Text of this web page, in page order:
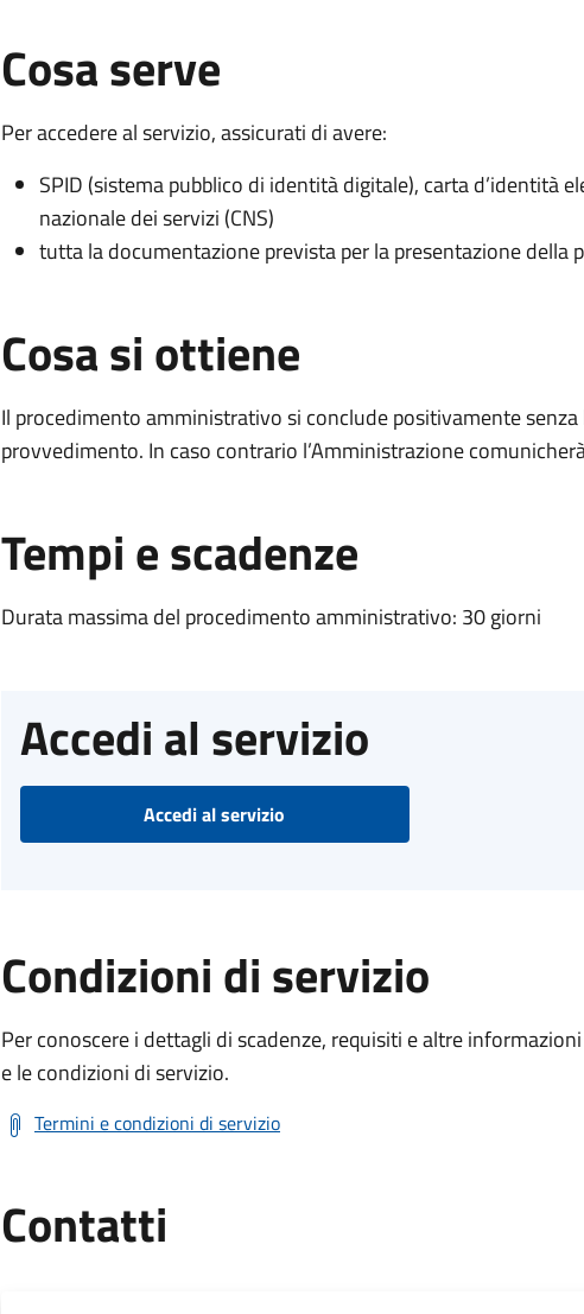
Cosa serve
Per accedere al servizio, assicurati di avere:
SPID (sistema pubblico di identità digitale), carta d’identità
nazionale dei servizi (CNS)
tutta la documentazione prevista per la presentazione della
Cosa si ottiene
Il procedimento amministrativo si conclude positivamente senza
provvedimento. In caso contrario l’Amministrazione
Tempi e scadenze
Durata massima del procedimento amministrativo: 30 giorni
Accedi al servizio
Accedi al servizio
Condizioni di servizio
Per conoscere i dettagli di scadenze, requisiti e altre
e le condizioni di servizio.
Termini e condizioni di servizio
Contatti